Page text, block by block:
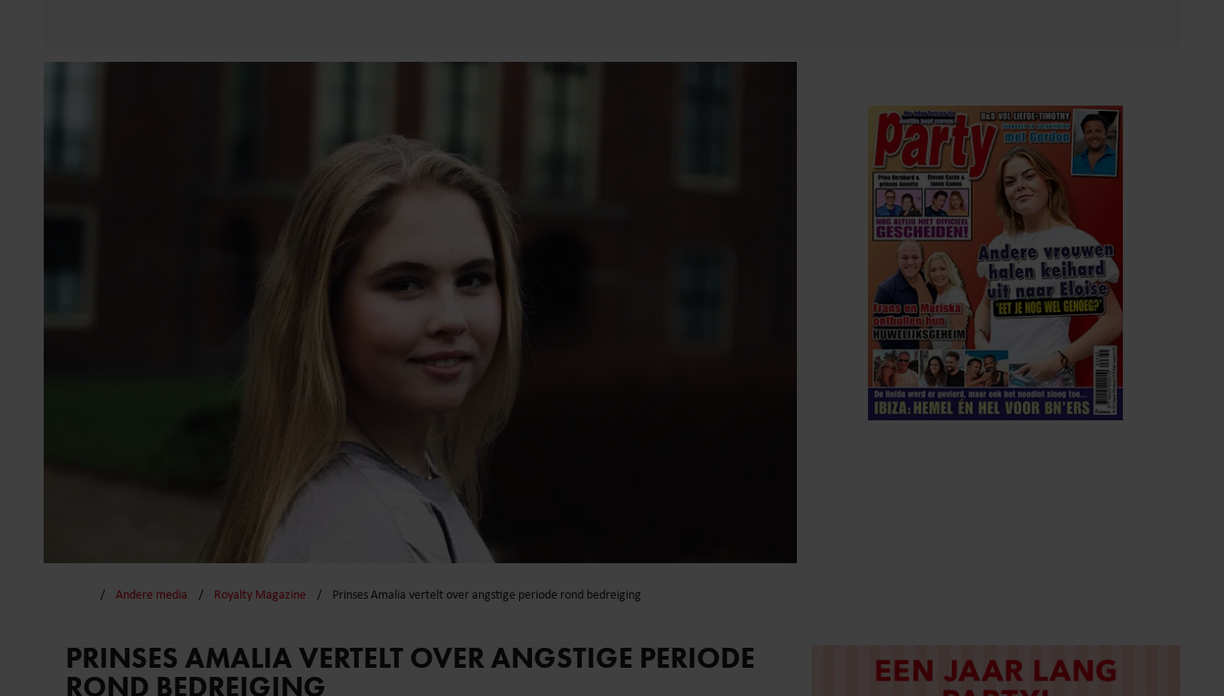
Andere media Royalty Magazine Prinses Amalia vertelt over angstige periode rond bedreiging
PRINSES AMALIA VERTELT OVER ANGSTIGE PERIODE
ROND BEDREIGING